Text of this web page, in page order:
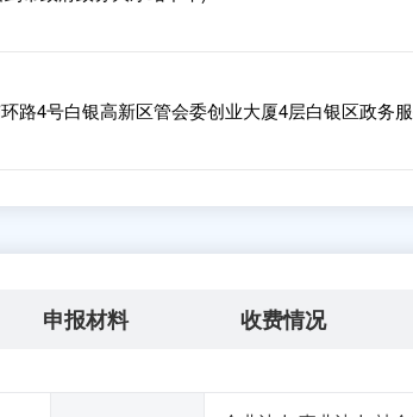
路4号白银高新区管会委创业大厦4层白银区政务
申报材料 收费情况